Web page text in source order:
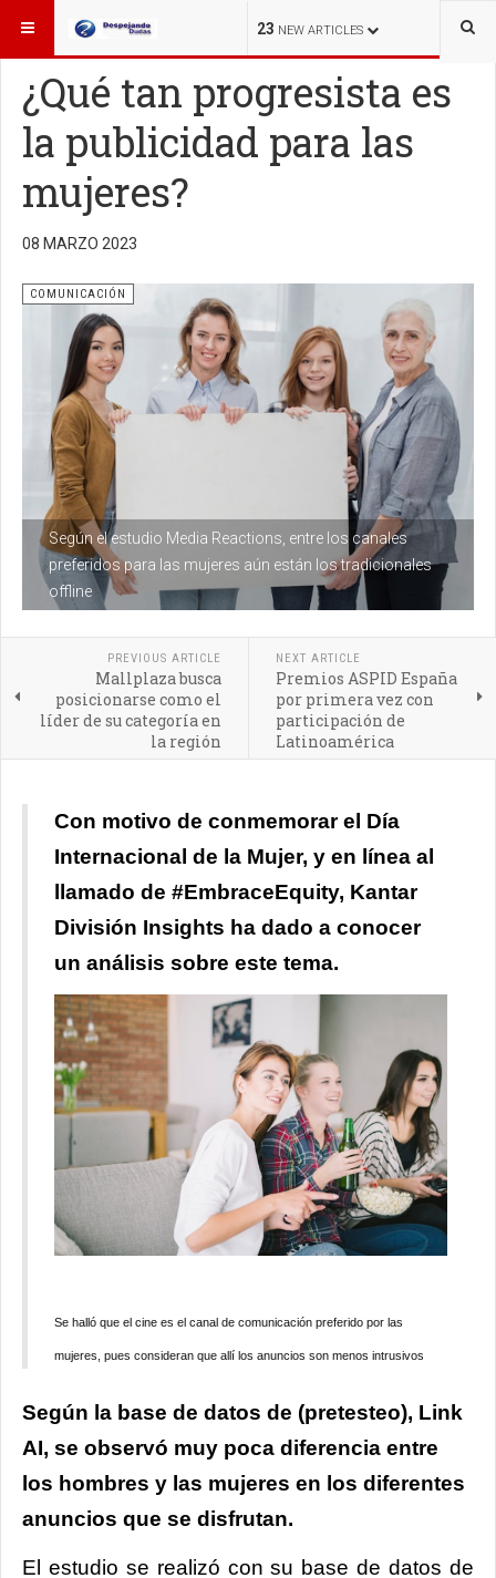
23 NEW ARTICLES
ESTÁ AQUÍ: OTROS TEMAS COMUNICACIÓN
¿Qué tan progresista es
la publicidad para las
mujeres?
08 MARZO 2023
Según el estudio Media Reactions, entre los canales
preferidos para las mujeres aún están los tradicionales
offline
COMUNICACIÓN
PREVIOUS ARTICLE
Mallplaza busca
posicionarse como el
líder de su categoría en
la región
NEXT ARTICLE
Premios ASPID España
por primera vez con
participación de
Latinoamérica
Con motivo de conmemorar el Día
Internacional de la Mujer, y en línea al
llamado de #EmbraceEquity, Kantar
División Insights ha dado a conocer
un análisis sobre este tema.
Se halló que el cine es el canal de comunicación preferido por las
mujeres, pues consideran que allí los anuncios son menos intrusivos
Según la base de datos de (pretesteo), Link
AI, se observó muy poca diferencia entre
los hombres y las mujeres en los diferentes
anuncios que se disfrutan.
El estudio se realizó con su base de datos de